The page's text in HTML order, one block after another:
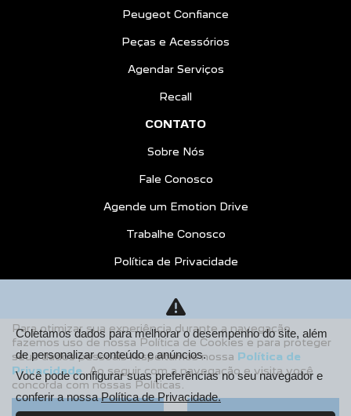
Peugeot Confiance
Peças e Acessórios
Agendar Serviços
Recall
CONTATO
Sobre Nós
Fale Conosco
Agende um Emotion Drive
Trabalhe Conosco
Política de Privacidade
AGENDE UM TEST DRIVE
Desacelere. Seu bem maior é a vida.
Para otimizar sua experiência durante a navegação,
fazemos uso de nossa Política de Cookies e para proteger
seus dados pessoais respeitamos nossa Política de
Privacidade . Ao seguir com a navegação e visita você
concorda com nossas Políticas.
Coletamos dados para melhorar o desempenho do site, além
de personalizar conteúdo e anúncios.
Você pode configurar suas preferências no seu navegador e
conferir a nossaPolítica de Privacidade.